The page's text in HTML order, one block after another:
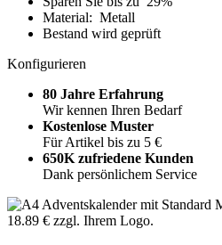
Material: Metall
Bestand wird geprüft
Konfigurieren
80 Jahre Erfahrung
Wir kennen Ihren Bedarf
Kostenlose Muster
Für Artikel bis zu 5 €
650K zufriedene Kunden
Dank persönlichem Service